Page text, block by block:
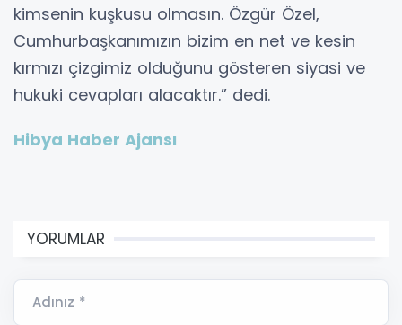
kimsenin kuşkusu olmasın. Özgür Özel,
Cumhurbaşkanımızın bizim en net ve kesin
kırmızı çizgimiz olduğunu gösteren siyasi ve
hukuki cevapları alacaktır.” dedi.
Hibya Haber Ajansı
YORUMLAR
Adınız *